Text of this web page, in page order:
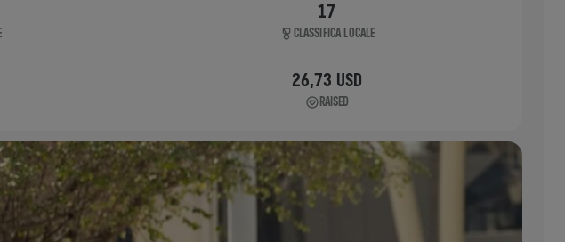
17
CLASSIFICA LOCALE
26,73 USD
RAISED